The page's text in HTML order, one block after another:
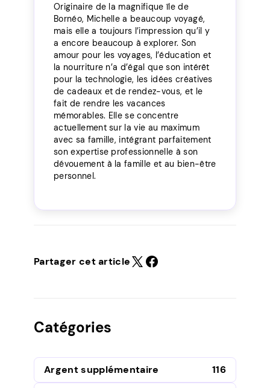
Originaire de la magnifique île de
Bornéo, Michelle a beaucoup voyagé,
mais elle a toujours l’impression qu’il y
a encore beaucoup à explorer. Son
amour pour les voyages, l’éducation et
la nourriture n’a d’égal que son intérêt
pour la technologie, les idées créatives
de cadeaux et de rendez-vous, et le
fait de rendre les vacances
mémorables. Elle se concentre
actuellement sur la vie au maximum
avec sa famille, intégrant parfaitement
son expertise professionnelle à son
dévouement à la famille et au bien-être
personnel.
Partager cet article
Catégories
Argent supplémentaire
116